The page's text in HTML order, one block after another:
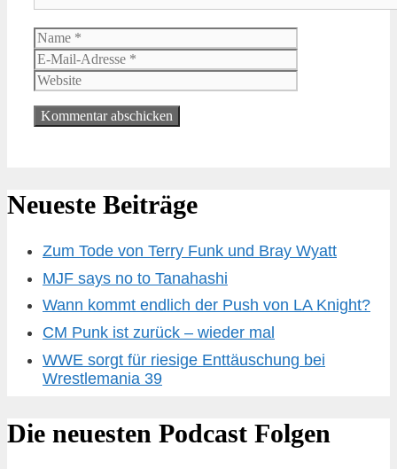
Name
Mail-
Neueste Beiträge
Zum Tode von Terry Funk und Bray Wyatt
MJF says no to Tanahashi
Wann kommt endlich der Push von LA Knight?
CM Punk ist zurück – wieder mal
WWE sorgt für riesige Enttäuschung bei
Wrestlemania 39
Die neuesten Podcast Folgen